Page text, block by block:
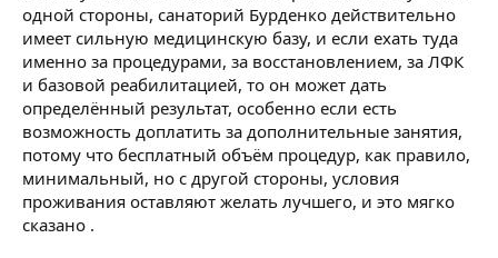
одной стороны, санаторий Бурденко действительно
имеет сильную медицинскую базу, и если ехать туда
именно за процедурами, за восстановлением, за ЛФК
и базовой реабилитацией, то он может дать
определённый результат, особенно если есть
возможность доплатить за дополнительные занятия,
потому что бесплатный объём процедур, как правило,
минимальный, но с другой стороны, условия
проживания оставляют желать лучшего, и это мягко
сказано .